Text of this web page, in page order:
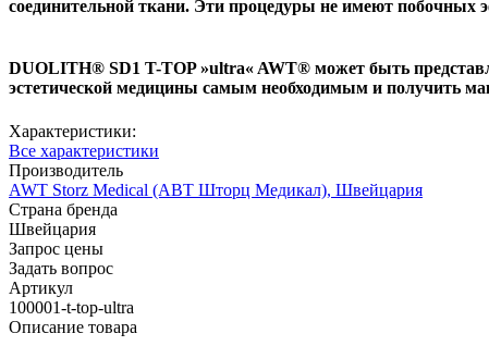
соединительной ткани. Эти процедуры не имеют побочных
DUOLITH® SD1 T-TOP »ultra« AWT® может быть
эстетической медицины самым необходимым и получить
Характеристики:
Все характеристики
Производитель
AWT Storz Medical (АВТ Шторц Медикал), Швейцария
Страна бренда
Швейцария
Запрос цены
Задать вопрос
Артикул
100001-t-top-ultra
Описание товара